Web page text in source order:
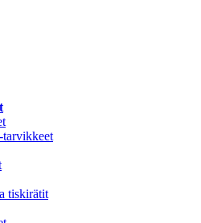
tarvikkeet
tiskirätit